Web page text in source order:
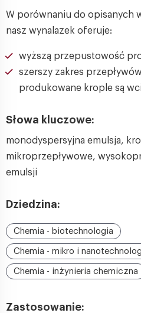
W porównaniu do opisanych
nasz wynalazek oferuje:
wyższą przepustowość
szerszy zakres
produkowane krople są
Słowa kluczowe:
monodyspersyjna emulsja,
mikroprzepływowe,
emulsji
Dziedzina:
Chemia - biotechnologia
Chemia - mikro i
Chemia - inżynieria chemiczna
Zastosowanie: